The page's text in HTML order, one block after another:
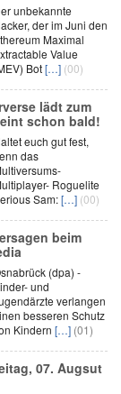
unbekannte
der im Juni den
Maximal
Value
Bot[…] (00)
lädt zum
schon bald!
euch gut fest,
das
Roguelite
Sam:[…] (00)
beim
(dpa) -
und
verlangen
besseren Schutz
Kindern […] (01)
07. Augsut